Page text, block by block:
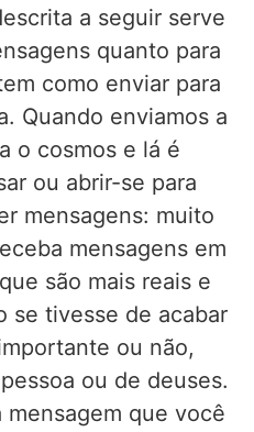
a seguir serve
quanto para
como enviar para
Quando enviamos a
o cosmos e lá é
ou abrir-se para
mensagens: muito
mensagens em
são mais reais e
se tivesse de acabar
ou não,
ou de deuses.
mensagem que você